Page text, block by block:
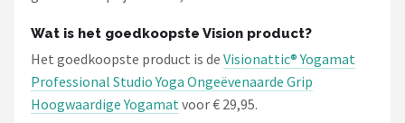
Wat is het goedkoopste Vision product?
Het goedkoopste product is de Visionattic® Yogamat
Professional Studio Yoga Ongeëvenaarde Grip
Hoogwaardige Yogamatvoor € 29,95.